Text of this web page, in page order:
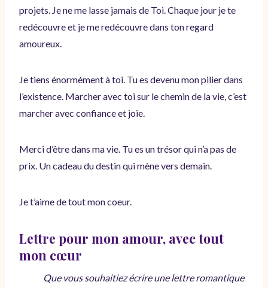
projets. Je ne me lasse jamais de Toi. Chaque jour je te
redécouvre et je me redécouvre dans ton regard
amoureux.
Je tiens énormément à toi. Tu es devenu mon pilier dans
l’existence. Marcher avec toi sur le chemin de la vie, c’est
marcher avec confiance et joie.
Merci d’être dans ma vie. Tu es un trésor qui n’a pas de
prix. Un cadeau du destin qui mène vers demain.
Je t’aime de tout mon coeur.
Lettre pour mon amour, avec tout
mon cœur
Que vous souhaitiez écrire une lettre romantique